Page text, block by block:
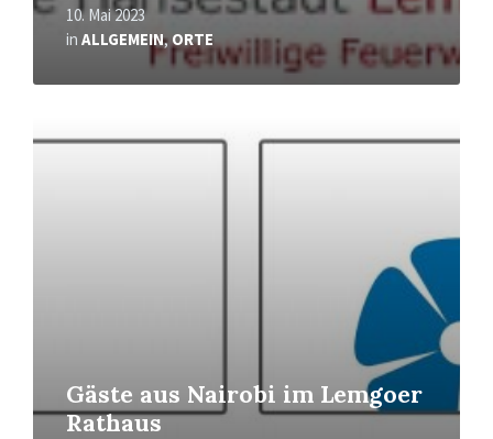
10. Mai 2023
in ALLGEMEIN,ORTE
Gäste aus Nairobi im Lemgoer
Rathaus
erfahren